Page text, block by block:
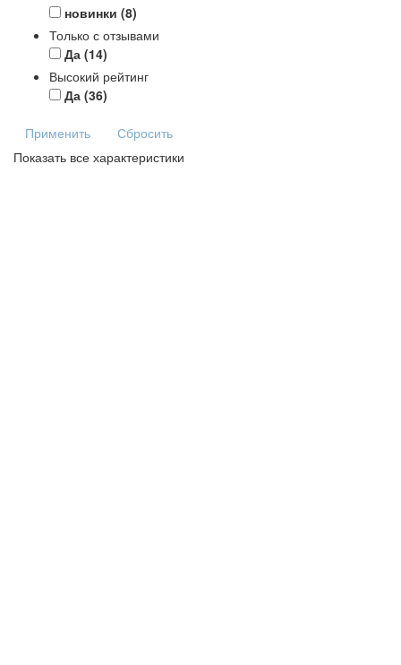
новинки (8)
Только с отзывами
Да (14)
Высокий рейтинг
Да (36)
Применить
Сбросить
Показать все характеристики